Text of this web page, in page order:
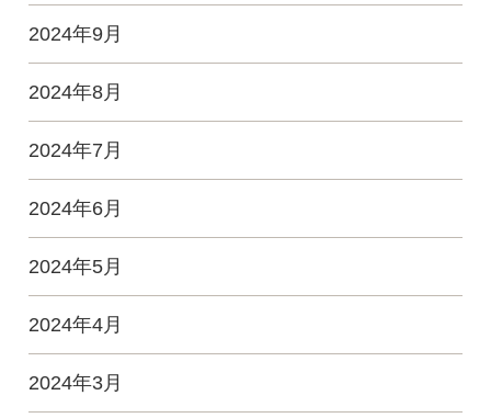
2024年9月
2024年8月
2024年7月
2024年6月
2024年5月
2024年4月
2024年3月